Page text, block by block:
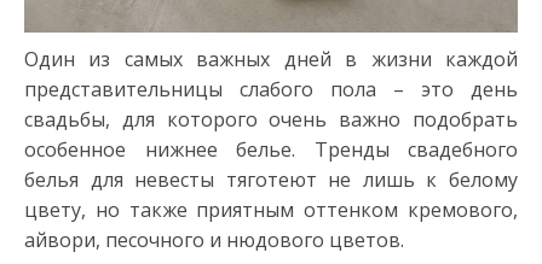
Один из самых важных дней в жизни каждой
представительницы слабого пола – это день
свадьбы, для которого очень важно подобрать
особенное нижнее белье. Тренды свадебного
белья для невесты тяготеют не лишь к белому
цвету, но также приятным оттенком кремового,
айвори, песочного и нюдового цветов.